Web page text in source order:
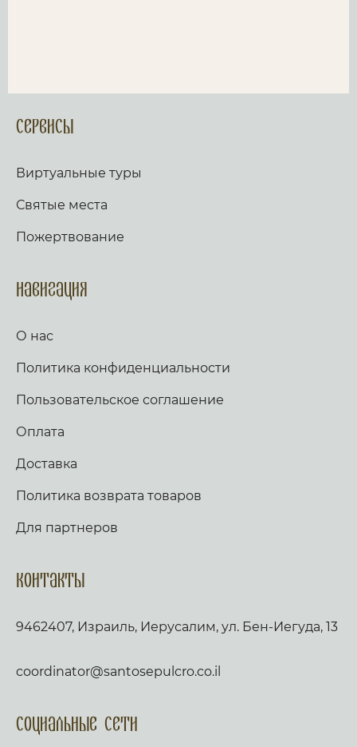
Сервисы
Виртуальные туры
Святые места
Пожертвование
Навигация
О нас
Политика конфиденциальности
Пользовательское соглашение
Оплата
Доставка
Политика возврата товаров
Для партнеров
Контакты
9462407, Израиль, Иерусалим, ул. Бен-Иегуда, 13
coordinator@santosepulcro.co.il
Социальные сети